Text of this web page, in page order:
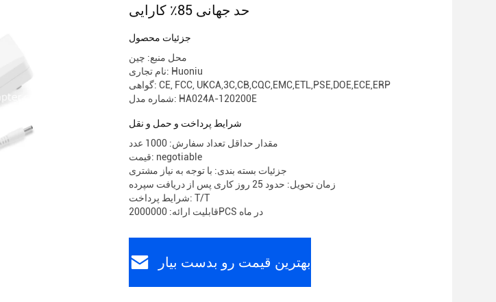
حد جهانی 85٪ کارایی
جزئیات محصول
محل منبع: چین
نام تجاری: Huoniu
گواهی: CE, FCC, UKCA,3C,CB,CQC,EMC,ETL,PSE,DOE,ECE,ERP
شماره مدل: HA024A-120200E
شرایط پرداخت و حمل و نقل
مقدار حداقل تعداد سفارش: 1000 عدد
قیمت: negotiable
جزئیات بسته بندی: با توجه به نیاز مشتری
زمان تحویل: حدود 25 روز کاری پس از دریافت سپرده
شرایط پرداخت: T/T
قابلیت ارائه: 2000000PCS در ماه
بهترین قیمت رو بدست بیار